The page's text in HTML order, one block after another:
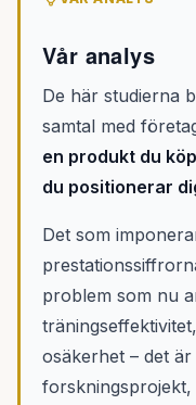
Vår analys
De här studierna
samtal med
en produkt du
du positionerar
Det som
problem som nu
osäkerhet – det